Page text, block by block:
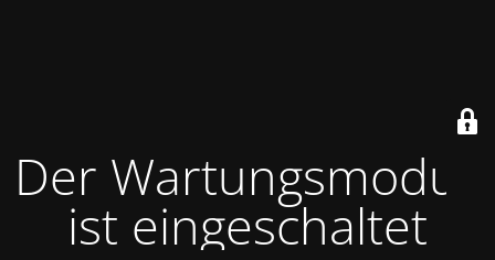
Der Wartungsmodus
ist eingeschaltet